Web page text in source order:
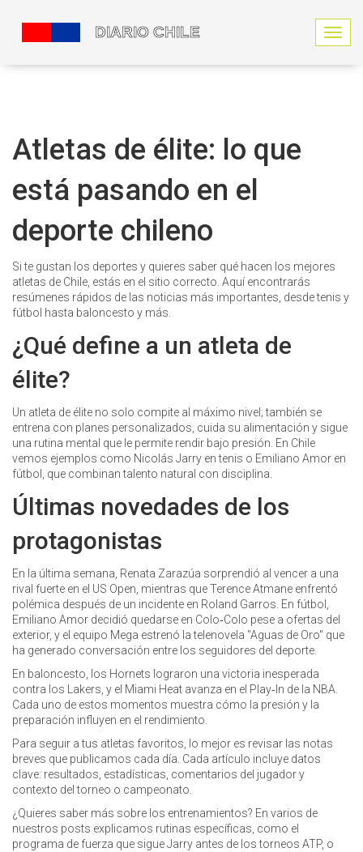
N
a
n
Atletas de élite: lo que
está pasando en el
deporte chileno
Si te gustan los deportes y quieres saber qué hacen los mejores
atletas de Chile, estás en el sitio correcto. Aquí encontrarás
resúmenes rápidos de las noticias más importantes, desde tenis y
fútbol hasta baloncesto y más.
¿Qué define a un atleta de
élite?
Un atleta de élite no solo compite al máximo nivel; también se
entrena con planes personalizados, cuida su alimentación y sigue
una rutina mental que le permite rendir bajo presión. En Chile
vemos ejemplos como Nicolás Jarry en tenis o Emiliano Amor en
fútbol, que combinan talento natural con disciplina.
Últimas novedades de los
protagonistas
En la última semana, Renata Zarazúa sorprendió al vencer a una
rival fuerte en el US Open, mientras que Terence Atmane enfrentó
polémica después de un incidente en Roland Garros. En fútbol,
Emiliano Amor decidió quedarse en Colo‑Colo pese a ofertas del
exterior, y el equipo Mega estrenó la telenovela "Aguas de Oro" que
ha generado conversación entre los seguidores del deporte.
En baloncesto, los Hornets lograron una victoria inesperada
contra los Lakers, y el Miami Heat avanza en el Play‑In de la NBA.
Cada uno de estos momentos muestra cómo la presión y la
preparación influyen en el rendimiento.
Para seguir a tus atletas favoritos, lo mejor es revisar las notas
breves que publicamos cada día. Cada artículo incluye datos
clave: resultados, estadísticas, comentarios del jugador y
contexto del torneo o campeonato.
¿Quieres saber más sobre los entrenamientos? En varios de
nuestros posts explicamos rutinas específicas, como el
programa de fuerza que sigue Jarry antes de los torneos ATP, o